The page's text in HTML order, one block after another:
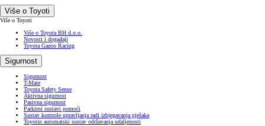
Više o Toyoti
Više o Toyoti
Više o Toyota BH d.o.o.
Novosti i događaji
Toyota Gazoo Racing
Sigurnost
Sigurnost
T-Mate
Toyota Safety Sense
Aktivna sigurnost
Pasivna sigurnost
Parkirni sustavi pomoći
Sustav kontrole upravljanja radi izbjegavanja pješaka
Toyotin automatski sustav održavanja udaljenosti